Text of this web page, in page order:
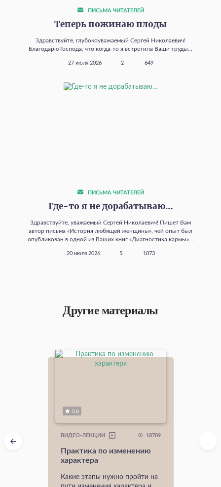
ПИСЬМА ЧИТАТЕЛЕЙ
Теперь пожинаю плоды
Здравствуйте, глубокоуважаемый Сергей Николаевич!
Благодарю Господа, что когда‑то я встретила Ваши труды...
27 июля 2026 2 649
ПИСЬМА ЧИТАТЕЛЕЙ
Где‑то я не дорабатываю…
Здравствуйте, уважаемый Сергей Николаевич! Пишет Вам
автор письма «История любящей женщины», чей опыт был
опубликован в одной из Ваших книг «Диагностика кармы»...
20 июля 2026 5 1073
Другие материалы
5.0
ВИДЕО-ЛЕКЦИИ 18789
Практика по изменению
характера
Какие этапы нужно пройти на